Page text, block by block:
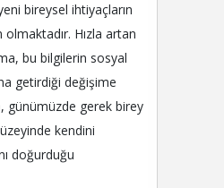
bireysel ihtiyaçların
Hızla artan
bu bilgilerin sosyal
getirdiği değişime
günümüzde gerek birey
kendini
doğurduğu